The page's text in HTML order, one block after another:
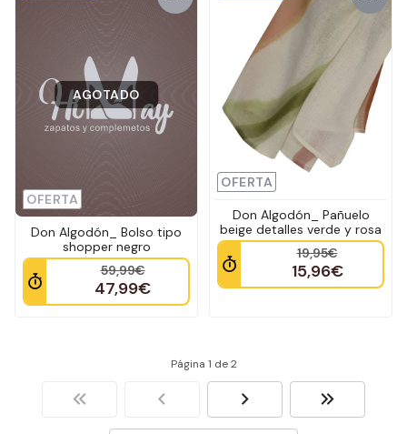
OFERTA
AGOTADO
Don Algodón_ Bolso tipo
shopper negro
59,99€
47,99€
OFERTA
Don Algodón_ Pañuelo
beige detalles verde y rosa
19,95€
15,96€
Página 1 de 2